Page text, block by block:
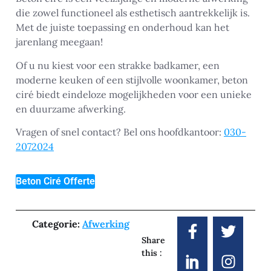
die zowel functioneel als esthetisch aantrekkelijk is.
Met de juiste toepassing en onderhoud kan het
jarenlang meegaan!
Of u nu kiest voor een strakke badkamer, een
moderne keuken of een stijlvolle woonkamer, beton
ciré biedt eindeloze mogelijkheden voor een unieke
en duurzame afwerking.
Vragen of snel contact? Bel ons hoofdkantoor: 030-
2072024
Beton Ciré Offerte
Categorie: Afwerking
Share
this :